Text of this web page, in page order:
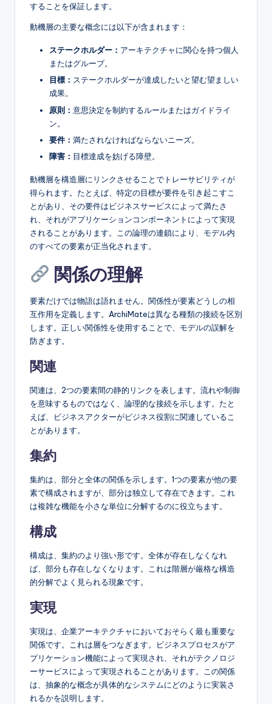
することを保証します。
動機層の主要な概念には以下が含まれます：
ステークホルダー： アーキテクチャに関心を持つ個人
またはグループ。
目標： ステークホルダーが達成したいと望む望ましい
成果。
原則： 意思決定を制約するルールまたはガイドライ
ン。
要件： 満たされなければならないニーズ。
障害： 目標達成を妨げる障壁。
動機層を構造層にリンクさせることでトレーサビリティが
得られます。たとえば、特定の目標が要件を引き起こすこ
とがあり、その要件はビジネスサービスによって満たさ
れ、それがアプリケーションコンポーネントによって実現
されることがあります。この論理の連鎖により、モデル内
のすべての要素が正当化されます。
関係の理解
要素だけでは物語は語れません。関係性が要素どうしの相
互作用を定義します。ArchiMateは異なる種類の接続を区別
します。正しい関係性を使用することで、モデルの誤解を
防ぎます。
関連
関連は、2つの要素間の静的リンクを表します。流れや制御
を意味するものではなく、論理的な接続を示します。たと
えば、ビジネスアクターがビジネス役割に関連しているこ
とがあります。
集約
集約は、部分と全体の関係を示します。1つの要素が他の要
素で構成されますが、部分は独立して存在できます。これ
は複雑な機能を小さな単位に分解するのに役立ちます。
構成
構成は、集約のより強い形です。全体が存在しなくなれ
ば、部分も存在しなくなります。これは階層が厳格な構造
的分解でよく見られる現象です。
実現
実現は、企業アーキテクチャにおいておそらく最も重要な
関係です。これは層をつなぎます。ビジネスプロセスがア
プリケーション機能によって実現され、それがテクノロジ
ーサービスによって実現されることがあります。この関係
は、抽象的な概念が具体的なシステムにどのように実装さ
れるかを説明します。